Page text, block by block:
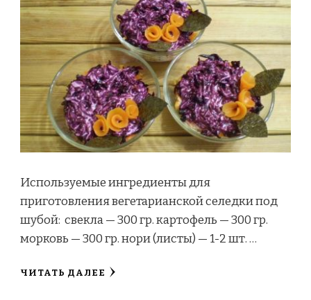
Используемые ингредиенты для
приготовления вегетарианской селедки под
шубой: свекла — 300 гр. картофель — 300 гр.
морковь — 300 гр. нори (листы) — 1-2 шт. …
ЧИТАТЬ ДАЛЕЕ